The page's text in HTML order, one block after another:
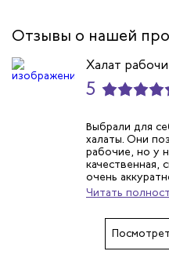
Отзывы о нашей
Халат
5
Выбрали для
халаты. Они
рабочие, но у
качественная,
очень
Читать